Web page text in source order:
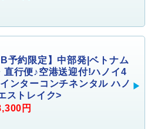
予約限定】中部発|ベトナム
直行便♪空港送迎付!ハノイ4
ンターコンチネンタル ハノ
ストレイク>
円